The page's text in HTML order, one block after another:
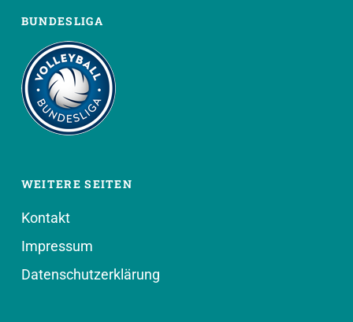
BUNDESLIGA
WEITERE SEITEN
Kontakt
Impressum
Datenschutzerklärung